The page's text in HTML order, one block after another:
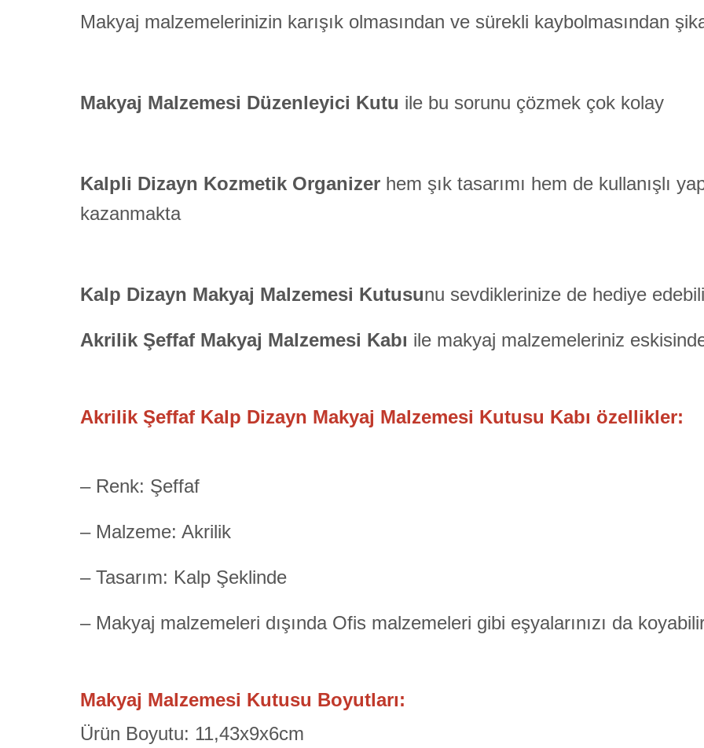
Makyaj malzemelerinizin karışık olmasından ve sürekli kaybolmasından
Makyaj Malzemesi Düzenleyici Kutu ile bu sorunu çözmek çok kolay
Kalpli Dizayn Kozmetik Organizer hem şık tasarımı hem de kullanışlı
kazanmakta
Kalp Dizayn Makyaj Malzemesi Kutusunu sevdiklerinize de hediye
Akrilik Şeffaf Makyaj Malzemesi Kabı ile makyaj malzemeleriniz
Akrilik Şeffaf Kalp Dizayn Makyaj Malzemesi Kutusu Kabı özellikler:
– Renk: Şeffaf
– Malzeme: Akrilik
– Tasarım: Kalp Şeklinde
– Makyaj malzemeleri dışında Ofis malzemeleri gibi eşyalarınızı da
Makyaj Malzemesi Kutusu Boyutları:
Ürün Boyutu: 11,43x9x6cm